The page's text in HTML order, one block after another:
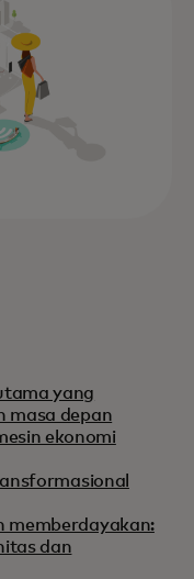
yang
masa depan
ekonomi
memberdayakan:
dan